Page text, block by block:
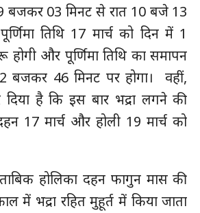
9 बजकर 03 मिनट से रात 10 बजे 13
तिथि 17 मार्च को दिन में 1
और पूर्णिमा तिथि का समापन
बजकर 46 मिनट पर होगा। वहीं,
दिया है कि इस बार भद्रा लगने की
17 मार्च और होली 19 मार्च को
होलिका दहन फागुन मास की
में भद्रा रहित मुहूर्त में किया जाता